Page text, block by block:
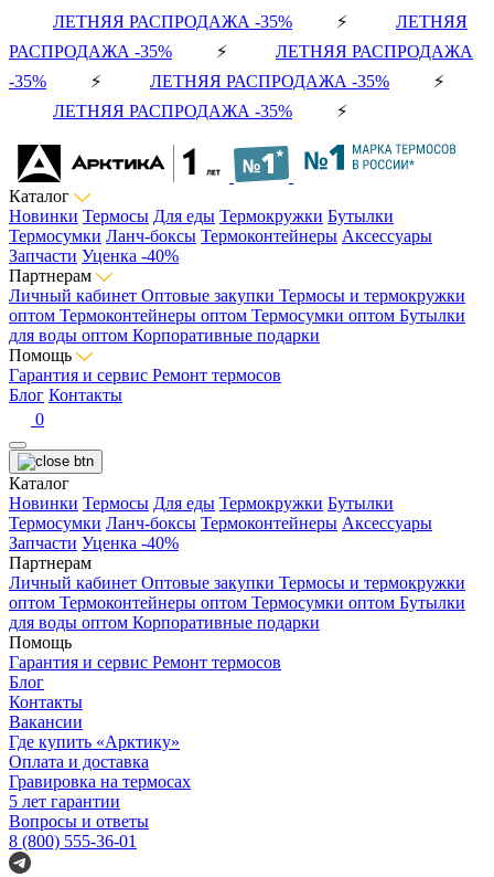
ЛЕТНЯЯ РАСПРОДАЖА -35% ⚡ ЛЕТНЯЯ
РАСПРОДАЖА -35% ⚡ ЛЕТНЯЯ РАСПРОДАЖА
-35% ⚡ ЛЕТНЯЯ РАСПРОДАЖА -35% ⚡
ЛЕТНЯЯ РАСПРОДАЖА -35% ⚡
Каталог
Новинки Термосы Для еды Термокружки Бутылки
Термосумки Ланч-боксы Термоконтейнеры Аксессуары
Запчасти Уценка -40%
Партнерам
Личный кабинет Оптовые закупки Термосы и термокружки
оптом Термоконтейнеры оптом Термосумки оптом Бутылки
для воды оптом Корпоративные подарки
Помощь
Гарантия и сервис Ремонт термосов
Блог Контакты
0
Каталог
Новинки Термосы Для еды Термокружки Бутылки
Термосумки Ланч-боксы Термоконтейнеры Аксессуары
Запчасти Уценка -40%
Партнерам
Личный кабинет Оптовые закупки Термосы и термокружки
оптом Термоконтейнеры оптом Термосумки оптом Бутылки
для воды оптом Корпоративные подарки
Помощь
Гарантия и сервис Ремонт термосов
Блог
Контакты
Вакансии
Где купить «Арктику»
Оплата и доставка
Гравировка на термосах
5 лет гарантии
Вопросы и ответы
8 (800) 555-36-01